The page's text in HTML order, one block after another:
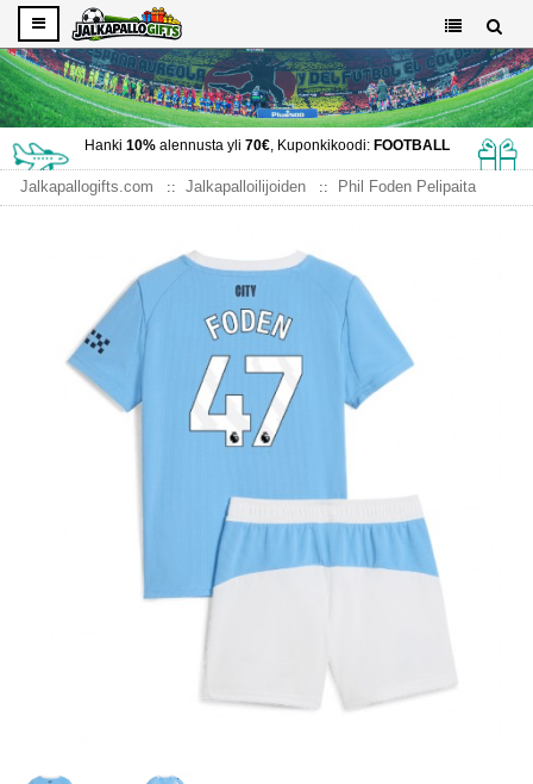
Hanki 10%alennusta yli 70€, Kuponkikoodi: FOOTBALL
Jalkapallogifts.com Jalkapalloilijoiden
Phil Foden Pelipaita